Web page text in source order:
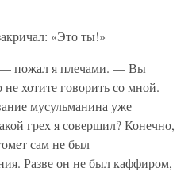
«Это ты!»
— пожал я плечами. — Вы
хотите говорить со мной.
мусульманина уже
грех я совершил? Конечно,
сам не был
Разве он не был каффиром,